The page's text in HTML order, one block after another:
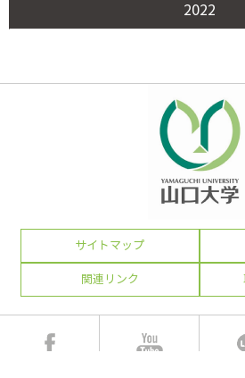
2022
サイトマップ
関連リンク